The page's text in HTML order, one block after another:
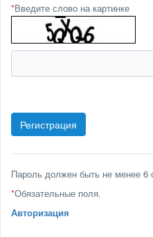
*Введите слово на картинке
Пароль должен быть не менее 6
*Обязательные поля.
Авторизация